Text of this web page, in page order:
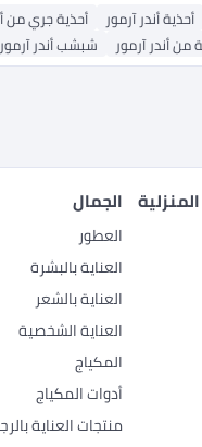
أحذية أندر آرمور أحذية جري من
من أندر آرمور شبشب أندر آرمور
الجمال
العطور
العناية بالبشرة
العناية بالشعر
العناية الشخصية
المكياج
أدوات المكياج
منتجات العناية